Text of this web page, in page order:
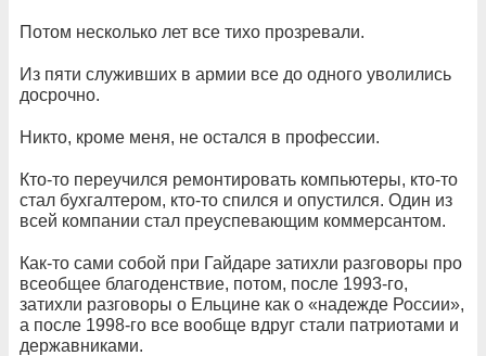
Потом несколько лет все тихо прозревали.
Из пяти служивших в армии все до одного уволились
досрочно.
Никто, кроме меня, не остался в профессии.
Кто-то переучился ремонтировать компьютеры, кто-то
стал бухгалтером, кто-то спился и опустился. Один из
всей компании стал преуспевающим коммерсантом.
Как-то сами собой при Гайдаре затихли разговоры про
всеобщее благоденствие, потом, после 1993-го,
затихли разговоры о Ельцине как о «надежде России»,
а после 1998-го все вообще вдруг стали патриотами и
державниками.